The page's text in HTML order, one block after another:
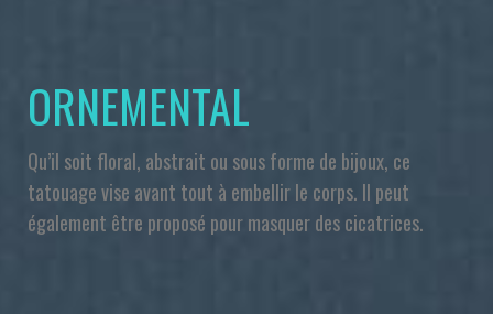
ORNEMENTAL
Qu’il soit floral, abstrait ou sous forme de bijoux, ce
tatouage vise avant tout à embellir le corps. Il peut
également être proposé pour masquer des cicatrices.